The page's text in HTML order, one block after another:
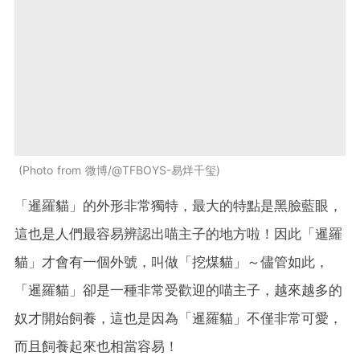
Photo from 微博/@TFBOYS-易烊千玺
「暹羅貓」的外形非常獨特，最大的特點是黑臉藍眼，
這也是人們最容易辨認出喵主子的地方啦！因此「暹羅
貓」才會有一個外號，叫做「挖煤貓」～儘管如此，
「暹羅貓」卻是一種非常受歡迎的喵主子，越來越多的
奴才開始飼養，這也是因為「暹羅貓」不僅非常可愛，
而且飼養起來也相當容易！